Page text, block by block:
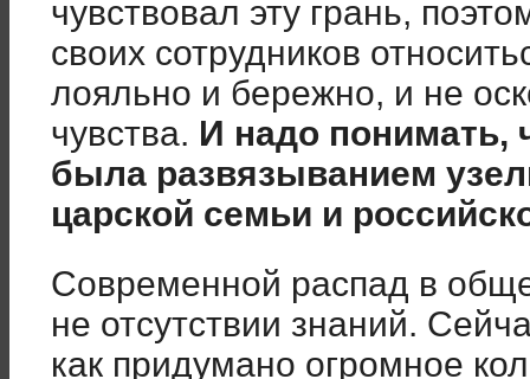
чувствовал эту грань,
своих сотрудников
лояльно и бережно, и не
чувства. И надо понимать,
была развязыванием
царской семьи и
Современной распад в
не отсутствии знаний.
как придумано огромное